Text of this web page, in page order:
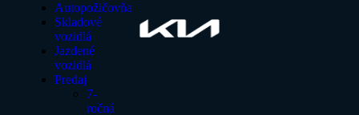
Autopožičovňa
Skladové
vozidlá
Jazdené
vozidlá
Predaj
7-
ročná